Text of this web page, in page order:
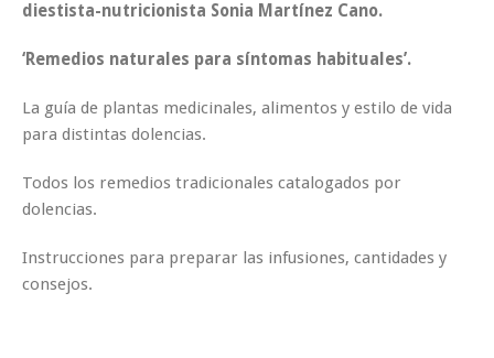
diestista-nutricionista Sonia Martínez Cano.
‘Remedios naturales para síntomas habituales’.
La guía de plantas medicinales, alimentos y estilo de vida
para distintas dolencias.
Todos los remedios tradicionales catalogados por
dolencias.
Instrucciones para preparar las infusiones, cantidades y
consejos.